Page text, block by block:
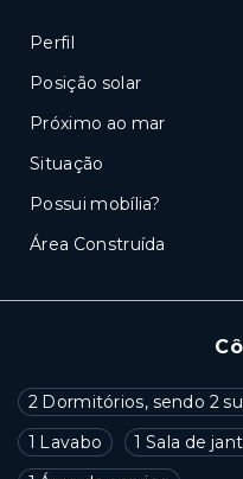
2 Dormitórios, sendo 2
1 Lavabo
1 Sala de
Perfil
Posição solar
Próximo ao mar
Situação
Possui mobília?
Área Construída